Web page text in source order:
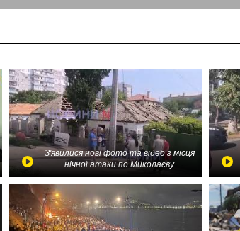
З'явилися нові фото та відео з місця
нічної атаки по Миколаєву